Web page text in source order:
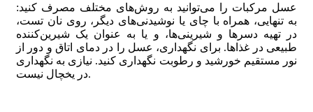
عسل مرکبات را می‌توانید به روش‌های مختلف مصرف کنید:
به تنهایی، همراه با چای یا نوشیدنی‌های دیگر، روی نان تست،
در تهیه دسرها و شیرینی‌ها، و یا به عنوان یک شیرین‌کننده
طبیعی در غذاها. برای نگهداری، عسل را در دمای اتاق و دور از
نور مستقیم خورشید و رطوبت نگهداری کنید. نیازی به نگهداری
در یخچال نیست.